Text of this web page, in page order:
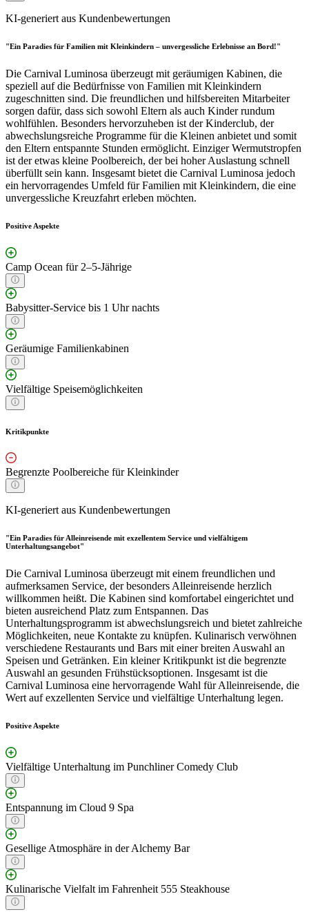
KI-generiert aus Kundenbewertungen
"Ein Paradies für Familien mit Kleinkindern – unvergessliche Erlebnisse an Bord!"
Die Carnival Luminosa überzeugt mit geräumigen Kabinen, die
speziell auf die Bedürfnisse von Familien mit Kleinkindern
zugeschnitten sind. Die freundlichen und hilfsbereiten Mitarbeiter
sorgen dafür, dass sich sowohl Eltern als auch Kinder rundum
wohlfühlen. Besonders hervorzuheben ist der Kinderclub, der
abwechslungsreiche Programme für die Kleinen anbietet und somit
den Eltern entspannte Stunden ermöglicht. Einziger Wermutstropfen
ist der etwas kleine Poolbereich, der bei hoher Auslastung schnell
überfüllt sein kann. Insgesamt bietet die Carnival Luminosa jedoch
ein hervorragendes Umfeld für Familien mit Kleinkindern, die eine
unvergessliche Kreuzfahrt erleben möchten.
Positive Aspekte
Camp Ocean für 2–5-Jährige
Babysitter-Service bis 1 Uhr nachts
Geräumige Familienkabinen
Vielfältige Speisemöglichkeiten
Kritikpunkte
Begrenzte Poolbereiche für Kleinkinder
KI-generiert aus Kundenbewertungen
"Ein Paradies für Alleinreisende mit exzellentem Service und vielfältigem
Unterhaltungsangebot"
Die Carnival Luminosa überzeugt mit einem freundlichen und
aufmerksamen Service, der besonders Alleinreisende herzlich
willkommen heißt. Die Kabinen sind komfortabel eingerichtet und
bieten ausreichend Platz zum Entspannen. Das
Unterhaltungsprogramm ist abwechslungsreich und bietet zahlreiche
Möglichkeiten, neue Kontakte zu knüpfen. Kulinarisch verwöhnen
verschiedene Restaurants und Bars mit einer breiten Auswahl an
Speisen und Getränken. Ein kleiner Kritikpunkt ist die begrenzte
Auswahl an gesunden Frühstücksoptionen. Insgesamt ist die
Carnival Luminosa eine hervorragende Wahl für Alleinreisende, die
Wert auf exzellenten Service und vielfältige Unterhaltung legen.
Positive Aspekte
Vielfältige Unterhaltung im Punchliner Comedy Club
Entspannung im Cloud 9 Spa
Gesellige Atmosphäre in der Alchemy Bar
Kulinarische Vielfalt im Fahrenheit 555 Steakhouse